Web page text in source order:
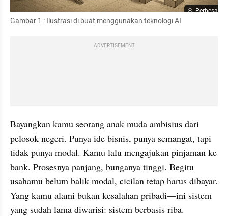
Perbesar
Gambar 1 : Ilustrasi di buat menggunakan teknologi AI
ADVERTISEMENT
Bayangkan kamu seorang anak muda ambisius dari
pelosok negeri. Punya ide bisnis, punya semangat, tapi
tidak punya modal. Kamu lalu mengajukan pinjaman ke
bank. Prosesnya panjang, bunganya tinggi. Begitu
usahamu belum balik modal, cicilan tetap harus dibayar.
Yang kamu alami bukan kesalahan pribadi—ini sistem
yang sudah lama diwarisi: sistem berbasis riba.